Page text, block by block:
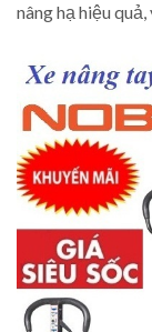
nâng hạ hiệu